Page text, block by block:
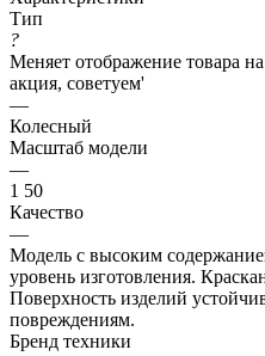
Тип
?
Меняет отображение товара
акция, советуем'
—
Колесный
Масштаб модели
—
1 50
Качество
—
Модель с высоким
уровень изготовления.
Поверхность изделий
повреждениям.
Бренд техники